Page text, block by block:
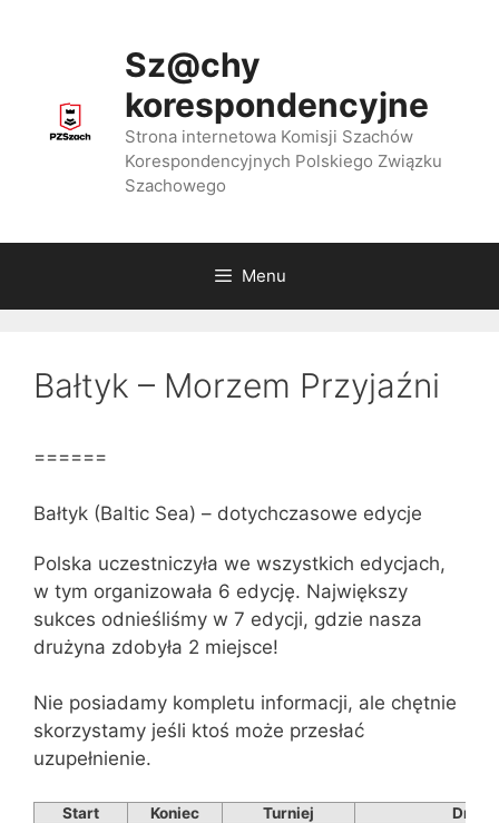
Sz@chy
korespondencyjne
Strona internetowa Komisji Szachów
Korespondencyjnych Polskiego Związku
Szachowego
Menu
Bałtyk – Morzem Przyjaźni
======
Bałtyk (Baltic Sea) – dotychczasowe edycje
Polska uczestniczyła we wszystkich edycjach,
w tym organizowała 6 edycję. Największy
sukces odnieśliśmy w 7 edycji, gdzie nasza
drużyna zdobyła 2 miejsce!
Nie posiadamy kompletu informacji, ale chętnie
skorzystamy jeśli ktoś może przesłać
uzupełnienie.
Start Koniec Turniej